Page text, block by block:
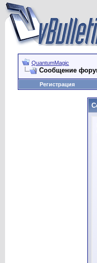
QuantumMagic
Сообщение
Регистрация